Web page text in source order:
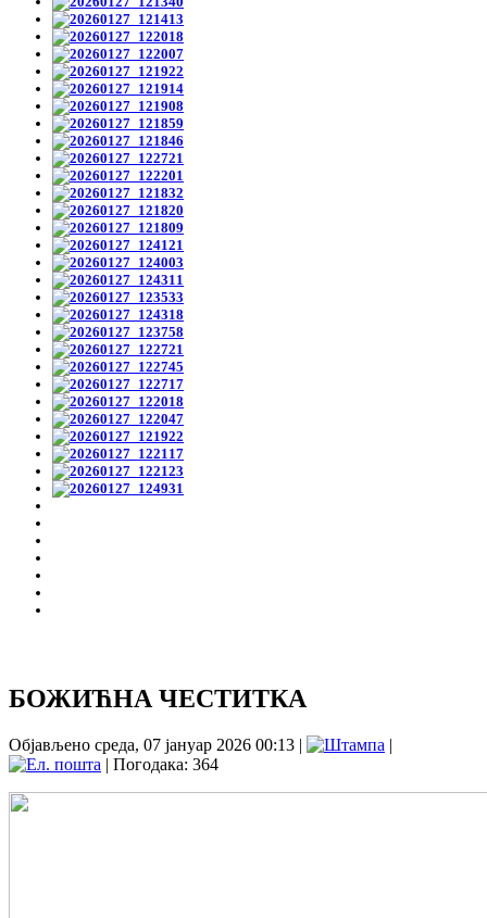
БОЖИЋНА ЧЕСТИТКА
Објављено среда, 07 јануар 2026 00:13 |
|
| Погодака: 364